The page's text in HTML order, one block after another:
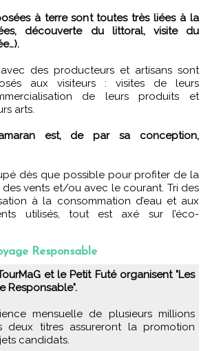
à terre sont toutes très liées à la
découverte du littoral, visite du
des producteurs et artisans sont
aux visiteurs : visites de leurs
de leurs produits et
arts.
est, de par sa conception,
dès que possible pour profiter de la
vents et/ou avec le courant. Tri des
à la consommation d’eau et aux
utilisés, tout est axé sur l’éco-
Responsable
Responsable".
mensuelle de plusieurs millions
deux titres assureront la promotion
candidats.